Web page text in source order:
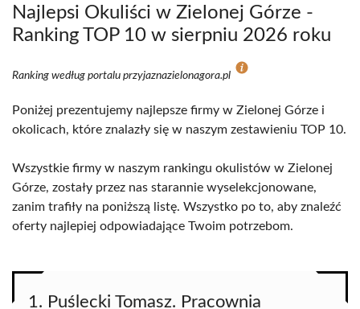
Najlepsi Okuliści w Zielonej Górze -
Ranking TOP 10 w sierpniu 2026 roku
Ranking według portalu przyjaznazielonagora.pl
Poniżej prezentujemy najlepsze firmy w Zielonej Górze i
okolicach, które znalazły się w naszym zestawieniu TOP 10.
Wszystkie firmy w naszym rankingu okulistów w Zielonej
Górze, zostały przez nas starannie wyselekcjonowane,
zanim trafiły na poniższą listę. Wszystko po to, aby znaleźć
oferty najlepiej odpowiadające Twoim potrzebom.
1. Puślecki Tomasz. Pracownia